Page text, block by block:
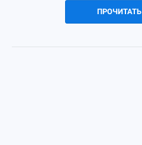
ПРОЧИТАТЬ